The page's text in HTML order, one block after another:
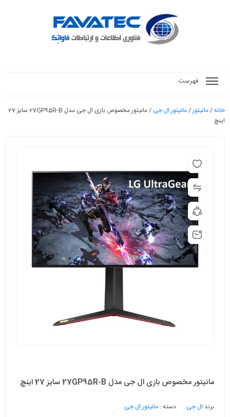
فهرست
خانه/مانیتور/مانیتور ال جی
/ مانیتور مخصوص بازی ال جی مدل 27GP95R-B سایز 27
اینچ
مانیتور مخصوص بازی ال جی مدل 27GP95R-B سایز 27 اینچ
برند ال جی دسته : مانیتور ال جی